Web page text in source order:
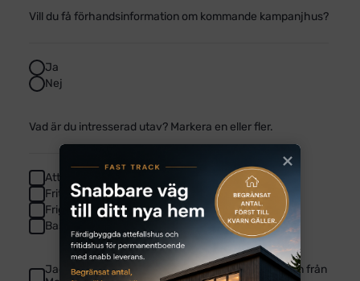
Vill du få förhandsinformation om kommande kampanjhus?
Ja
Nej
Vad är du intresserad utav? Markera en eller fler.
Attefallshus
Fritidshus
Friggebod
Bastuhus
Jag samtycker om att få nyheter och erbjudanden från